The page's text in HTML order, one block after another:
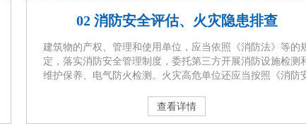
02 消防安全评估、火灾隐患排查
建筑物的产权、管理和使用单位，应当依照《消防法》等的
定，落实消防安全管理制度，委托第三方开展消防设施检测
维护保养、电气防火检测。火灾高危单位还应当按照《消防
防安全评估导则（试行）》的规定，委托具备从业条件的消防
技术服务机构，依照广东省住建厅实施的《建筑消防安全评估
查看详情